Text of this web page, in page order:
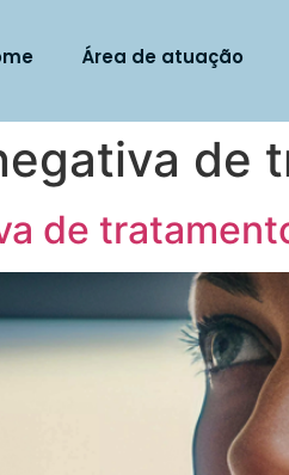
Área de atuação
de
de